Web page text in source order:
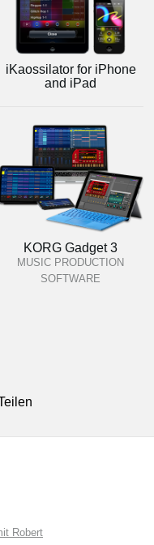
iKaossilator for iPhone
and iPad
KORG Gadget 3
MUSIC PRODUCTION
SOFTWARE
Robert